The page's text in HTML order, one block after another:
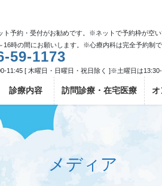
ト予約・受付がお勧めです。※ネットで予約枠が空
16時の間にお願いします。※心療内科は完全予約制で
59-1173
11:45 [ 木曜日・日曜日・祝日除く ]※土曜日は13:30-
診療内容 訪問診療・在宅医療 オ
メディア